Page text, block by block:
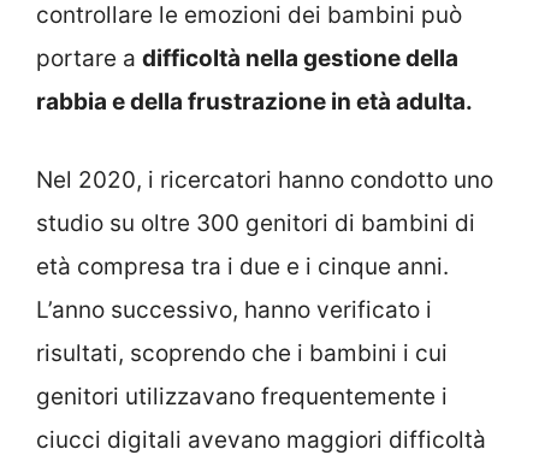
controllare le emozioni dei bambini può
portare a difficoltà nella gestione della
rabbia e della frustrazione in età adulta.
Nel 2020, i ricercatori hanno condotto uno
studio su oltre 300 genitori di bambini di
età compresa tra i due e i cinque anni.
L’anno successivo, hanno verificato i
risultati, scoprendo che i bambini i cui
genitori utilizzavano frequentemente i
ciucci digitali avevano maggiori difficoltà